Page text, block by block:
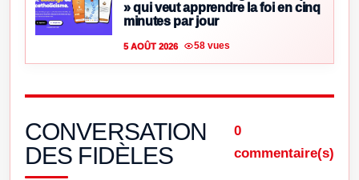
» qui veut apprendre la foi en cinq
minutes par jour
5 AOÛT 2026 58 vues
CONVERSATION
DES FIDÈLES
0
commentaire(s)